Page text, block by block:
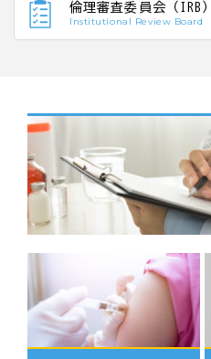
倫理審査委員会（IRB）
Institutional Review Board